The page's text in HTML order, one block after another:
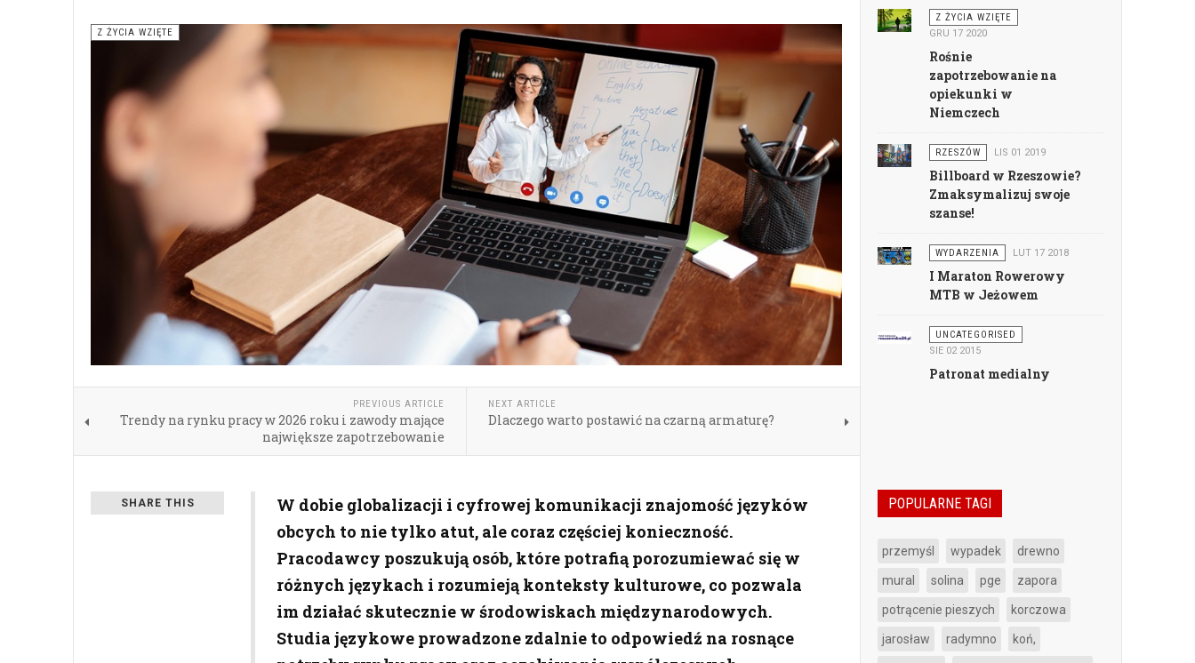
Z ŻYCIA WZIĘTE
PREVIOUS ARTICLE
Trendy na rynku pracy w 2026 roku i zawody mające
największe zapotrzebowanie
NEXT ARTICLE
Dlaczego warto postawić na czarną armaturę?
SHARE THIS
W dobie globalizacji i cyfrowej komunikacji znajomość języków
obcych to nie tylko atut, ale coraz częściej konieczność.
Pracodawcy poszukują osób, które potrafią porozumiewać się w
różnych językach i rozumieją konteksty kulturowe, co pozwala
im działać skutecznie w środowiskach międzynarodowych.
Studia językowe prowadzone zdalnie to odpowiedź na rosnące
Z ŻYCIA WZIĘTE
GRU 17 2020
Rośnie
zapotrzebowanie na
opiekunki w
Niemczech
RZESZÓW LIS 01 2019
Billboard w Rzeszowie?
Zmaksymalizuj swoje
szanse!
WYDARZENIA LUT 17 2018
I Maraton Rowerowy
MTB w Jeżowem
UNCATEGORISED
SIE 02 2015
Patronat medialny
POPULARNE TAGI
przemyśl wypadek drewno
mural solina pge zapora
potrącenie pieszych korczowa
jarosław radymno koń,